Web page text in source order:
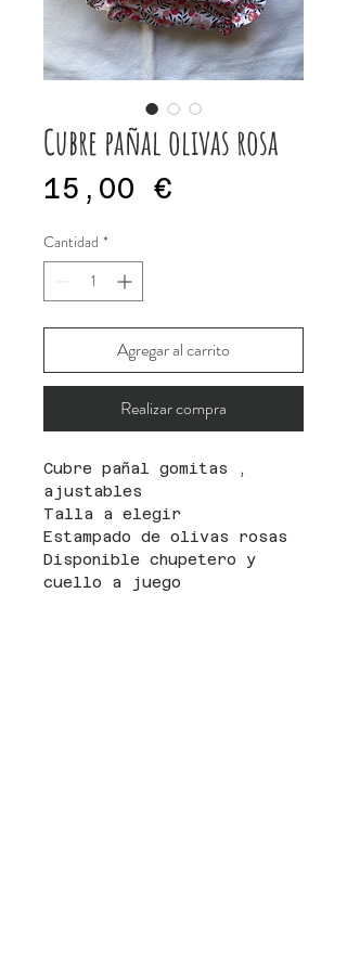
Cubre pañal olivas rosa
15,00 €
Cantidad *
Agregar al carrito
Realizar compra
Cubre pañal gomitas ,
ajustables
Talla a elegir
Estampado de olivas rosas
Disponible chupetero y
cuello a juego